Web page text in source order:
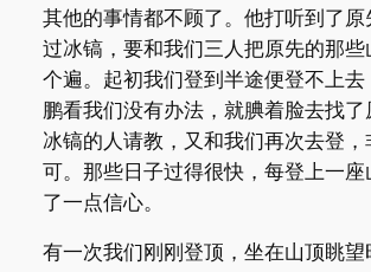
其他的事情都不顾了。他打听到了
过冰镐，要和我们三人把原先的那些
个遍。起初我们登到半途便登不上去
鹏看我们没有办法，就腆着脸去找
冰镐的人请教，又和我们再次去登，
可。那些日子过得很快，每登上一
了一点信心。
有一次我们刚刚登顶，坐在山顶眺望